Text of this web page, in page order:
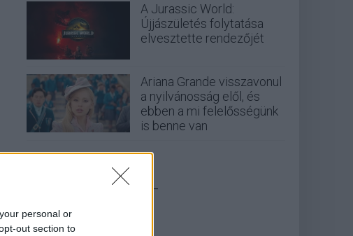
personal or
out section to
A Jurassic World:
Újjászületés folytatása
elvesztette rendezőjét
Ariana Grande visszavonul
a nyilvánosság elől, és
ebben a mi felelősségünk
is benne van